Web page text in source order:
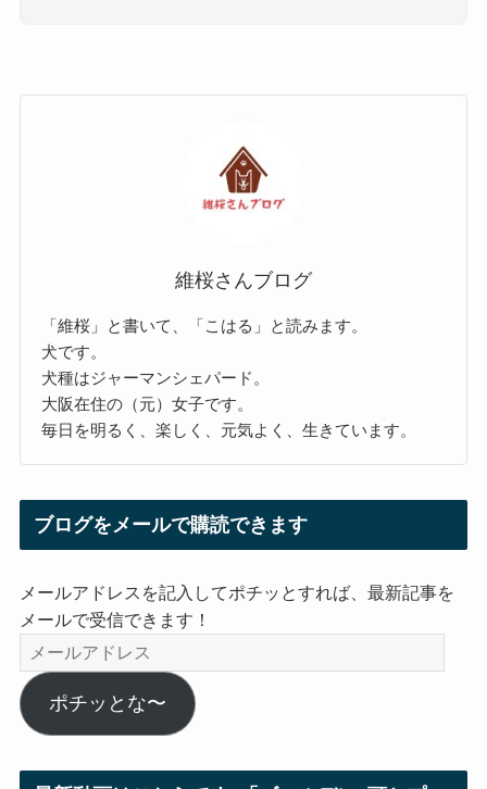
維桜さんブログ
「維桜」と書いて、「こはる」と読みます。
犬です。
犬種はジャーマンシェパード。
大阪在住の（元）女子です。
毎日を明るく、楽しく、元気よく、生きています。
ブログをメールで購読できます
メールアドレスを記入してポチッとすれば、最新記事を
メールで受信できます！
メ
ー
ル
ア
ポチッとな〜